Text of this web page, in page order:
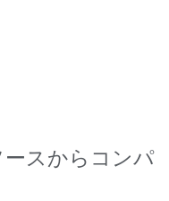
スからコンパ